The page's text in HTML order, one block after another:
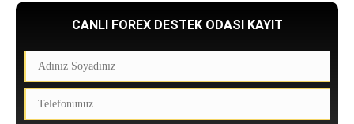
CANLI FOREX DESTEK ODASI KAYIT